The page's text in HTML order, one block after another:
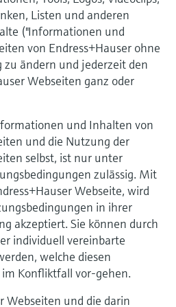
-
und
in der
dank
und
jedem
Events aus,
Analysis
Listen und anderen
("Informationen und
von Endress+Hauser ohne
ändern und jederzeit den
Webseiten ganz oder
und Inhalten von
und die Nutzung der
selbst, ist nur unter
zulässig. Mit
Webseite, wird
in ihrer
akzeptiert. Sie können durch
individuell vereinbarte
welche diesen
Konfliktfall vor-gehen.
Webseiten und die darin